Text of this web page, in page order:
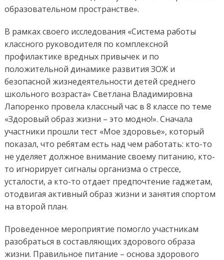
образовательном пространстве».
В рамках своего исследования «Система работы
классного руководителя по комплексной
профилактике вредных привычек и по
положительной динамике развития ЗОЖ и
безопасной жизнедеятельности детей среднего
школьного возраста» Светлана Владимировна
Лапоренко провела классный час в 8 классе по теме
«Здоровый образ жизни – это модно!». Сначала
участники прошли тест «Мое здоровье», который
показал, что ребятам есть над чем работать: кто-то
не уделяет должное внимание своему питанию, кто-
то игнорирует сигналы организма о стрессе,
усталости, а кто-то отдает предпочтение гаджетам,
отодвигая активный образ жизни и занятия спортом
на второй план.
Проведенное мероприятие помогло участникам
разобраться в составляющих здорового образа
жизни. Правильное питание – основа здорового